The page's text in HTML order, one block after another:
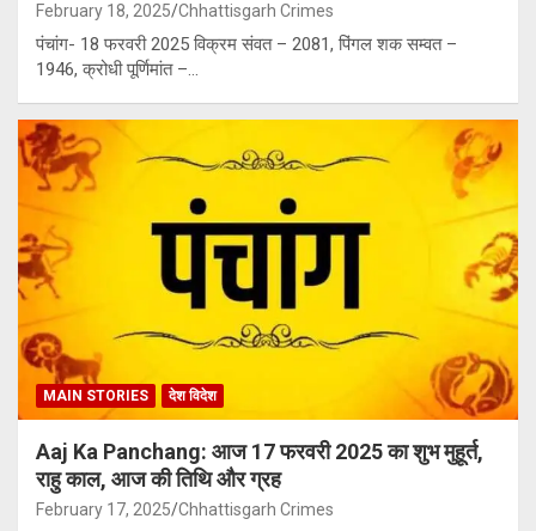
February 18, 2025 Chhattisgarh Crimes
पंचांग- 18 फरवरी 2025 विक्रम संवत – 2081, पिंगल शक सम्वत –
1946, क्रोधी पूर्णिमांत –…
MAIN STORIES देश विदेश
Aaj Ka Panchang: आज 17 फरवरी 2025 का शुभ मुहूर्त,
राहु काल, आज की तिथि और ग्रह
February 17, 2025 Chhattisgarh Crimes